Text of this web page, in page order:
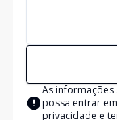
As
possa entrar
privacidade e